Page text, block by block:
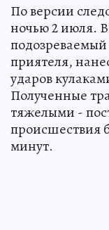
По версии
ночью 2 июля.
подозреваемый
приятеля,
ударов
Полученные
тяжелыми -
происшествия
минут.